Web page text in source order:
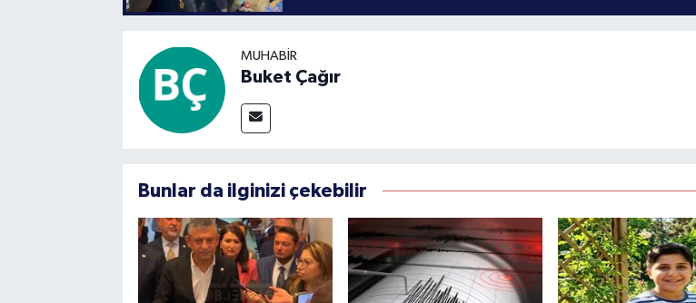
MUHABIR
Buket Çağır
Bunlar da ilginizi çekebilir